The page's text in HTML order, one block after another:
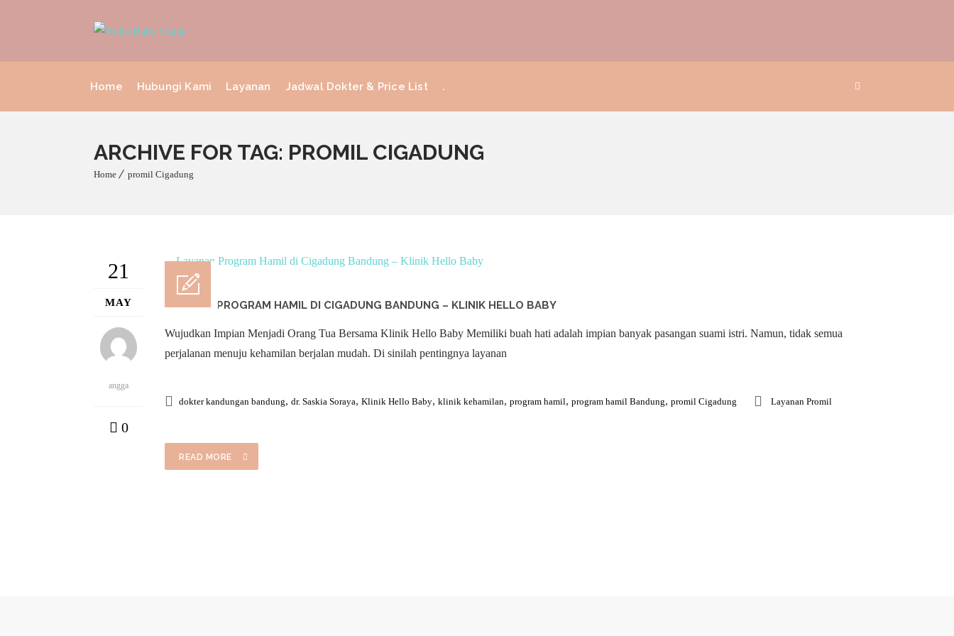
Home Hubungi Kami Layanan Jadwal Dokter & Price List .
ARCHIVE FOR TAG: PROMIL CIGADUNG
Home promil Cigadung
21
MAY
angga
0
LAYANAN PROGRAM HAMIL DI CIGADUNG BANDUNG – KLINIK HELLO BABY
Wujudkan Impian Menjadi Orang Tua Bersama Klinik Hello Baby Memiliki buah hati adalah impian banyak pasangan suami istri. Namun, tidak semua
perjalanan menuju kehamilan berjalan mudah. Di sinilah pentingnya layanan
dokter kandungan bandung, dr. Saskia Soraya, Klinik Hello Baby, klinik kehamilan, program hamil, program hamil Bandung, promil Cigadung Layanan Promil
READ MORE